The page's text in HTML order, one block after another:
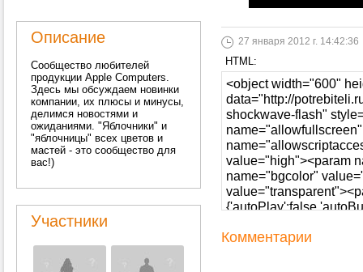
Описание
Сообщество любителей
продукции Apple Computers.
Здесь мы обсуждаем новинки
компании, их плюсы и минусы,
делимся новостями и
ожиданиями. "Яблочники" и
"яблочницы" всех цветов и
мастей - это сообщество для
вас!)
Участники
27 января 2012 г. 14:42:36
HTML:
Комментарии